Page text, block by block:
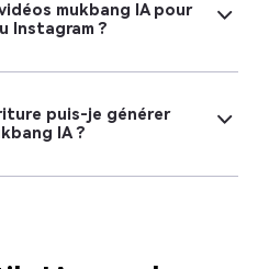
mukbang IA pour
Instagram ?
puis-je générer
IA ?